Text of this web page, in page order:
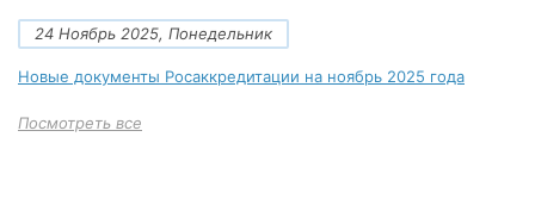
24 Ноябрь 2025, Понедельник
Новые документы Росаккредитации на ноябрь 2025 года
Посмотреть все